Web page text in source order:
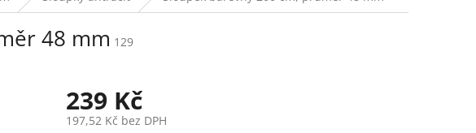
48 mm 129
239 Kč
197,52 Kč bez DPH